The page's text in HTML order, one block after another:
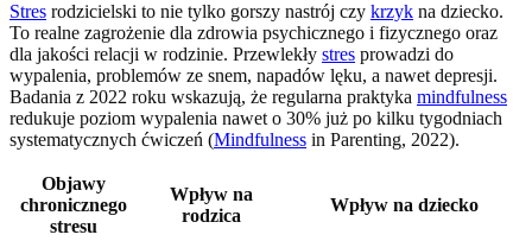
Stres rodzicielski to nie tylko gorszy nastrój czy krzyk na dziecko.
To realne zagrożenie dla zdrowia psychicznego i fizycznego oraz
dla jakości relacji w rodzinie. Przewlekły stres prowadzi do
wypalenia, problemów ze snem, napadów lęku, a nawet depresji.
Badania z 2022 roku wskazują, że regularna praktyka mindfulness
redukuje poziom wypalenia nawet o 30% już po kilku tygodniach
systematycznych ćwiczeń (Mindfulness in Parenting, 2022).
Objawy
chronicznego
stresu
Wpływ na
rodzica
Wpływ na dziecko